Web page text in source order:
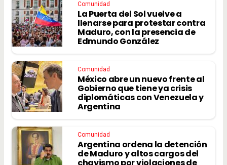
Comunidad
La Puerta del Sol vuelve a
llenarse para protestar contra
Maduro, con la presencia de
Edmundo González
Comunidad
México abre un nuevo frente al
Gobierno que tiene ya crisis
diplomáticas con Venezuela y
Argentina
Comunidad
Argentina ordena la detención
de Maduro y altos cargos del